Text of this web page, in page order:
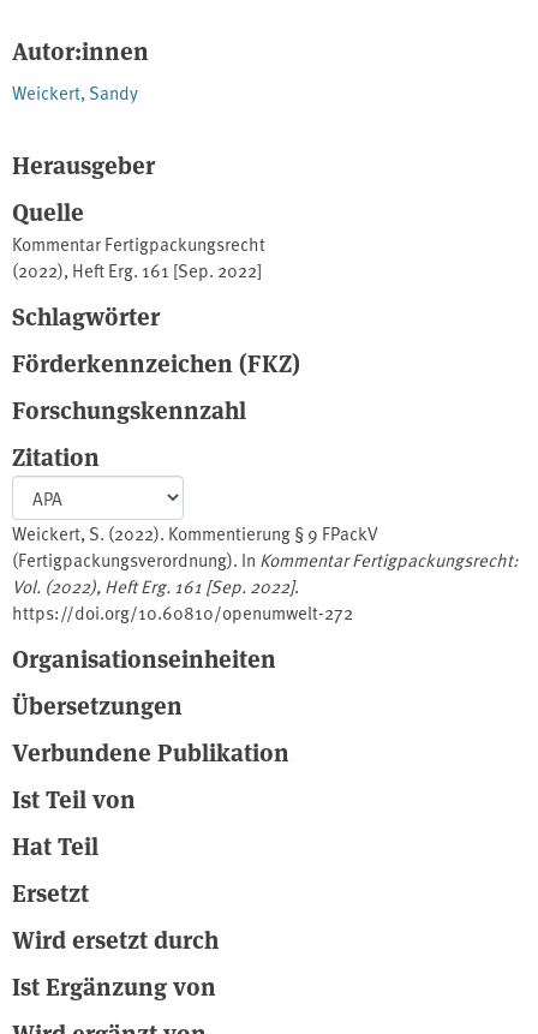
Autor:innen
Weickert, Sandy
Herausgeber
Quelle
Kommentar Fertigpackungsrecht
(2022), Heft Erg. 161 [Sep. 2022]
Schlagwörter
Förderkennzeichen (FKZ)
Forschungskennzahl
Zitation
Weickert, S. (2022). Kommentierung § 9 FPackV
(Fertigpackungsverordnung). In Kommentar Fertigpackungsrecht:
Vol. (2022), Heft Erg. 161 [Sep. 2022].
https://doi.org/10.60810/openumwelt-272
Organisationseinheiten
Übersetzungen
Verbundene Publikation
Ist Teil von
Hat Teil
Ersetzt
Wird ersetzt durch
Ist Ergänzung von